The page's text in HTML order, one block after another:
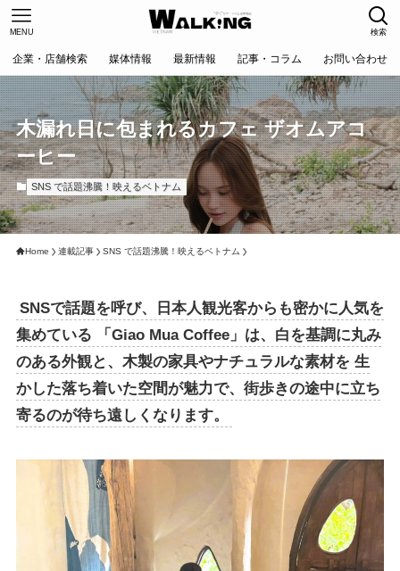
検索
MENU
企業・店舗検索 媒体情報 最新情報 記事・コラム お問い合わせ
木漏れ日に包まれるカフェ ザオムアコ
ーヒー
SNS で話題沸騰！映えるベトナム
Home 連載記事 SNS で話題沸騰！映えるベトナム
SNSで話題を呼び、日本人観光客からも密かに人気を
集めている 「Giao Mua Coffee」は、白を基調に丸み
のある外観と、木製の家具やナチュラルな素材を 生
かした落ち着いた空間が魅力で、街歩きの途中に立ち
寄るのが待ち遠しくなります。